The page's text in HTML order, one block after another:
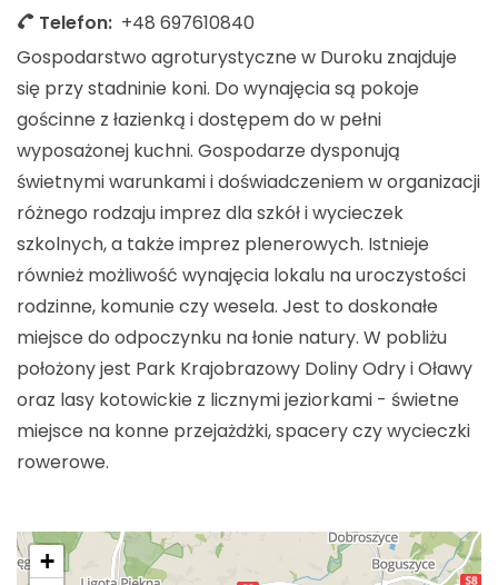
Telefon: +48 697610840
Gospodarstwo agroturystyczne w Duroku znajduje
się przy stadninie koni. Do wynajęcia są pokoje
gościnne z łazienką i dostępem do w pełni
wyposażonej kuchni. Gospodarze dysponują
świetnymi warunkami i doświadczeniem w organizacji
różnego rodzaju imprez dla szkół i wycieczek
szkolnych, a także imprez plenerowych. Istnieje
również możliwość wynajęcia lokalu na uroczystości
rodzinne, komunie czy wesela. Jest to doskonałe
miejsce do odpoczynku na łonie natury. W pobliżu
położony jest Park Krajobrazowy Doliny Odry i Oławy
oraz lasy kotowickie z licznymi jeziorkami - świetne
miejsce na konne przejażdżki, spacery czy wycieczki
rowerowe.
+